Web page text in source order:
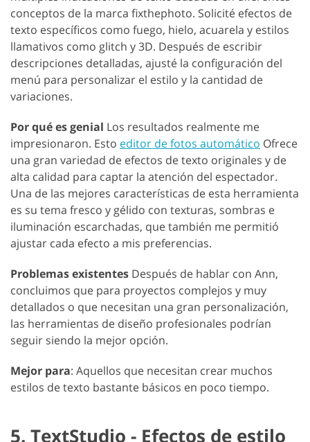
conceptos de la marca fixthephoto. Solicité efectos de
texto específicos como fuego, hielo, acuarela y estilos
llamativos como glitch y 3D. Después de escribir
descripciones detalladas, ajusté la configuración del
menú para personalizar el estilo y la cantidad de
variaciones.
Por qué es genial Los resultados realmente me
impresionaron. Esto editor de fotos automático Ofrece
una gran variedad de efectos de texto originales y de
alta calidad para captar la atención del espectador.
Una de las mejores características de esta herramienta
es su tema fresco y gélido con texturas, sombras e
iluminación escarchadas, que también me permitió
ajustar cada efecto a mis preferencias.
Problemas existentes Después de hablar con Ann,
concluimos que para proyectos complejos y muy
detallados o que necesitan una gran personalización,
las herramientas de diseño profesionales podrían
seguir siendo la mejor opción.
Mejor para: Aquellos que necesitan crear muchos
estilos de texto bastante básicos en poco tiempo.
5. TextStudio - Efectos de estilo